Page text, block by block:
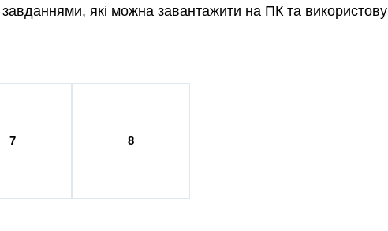
які можна завантажити на ПК та
7 8